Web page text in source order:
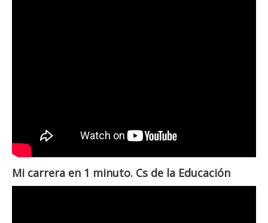
Mi carrera en 1 minuto. Cs de la Educación